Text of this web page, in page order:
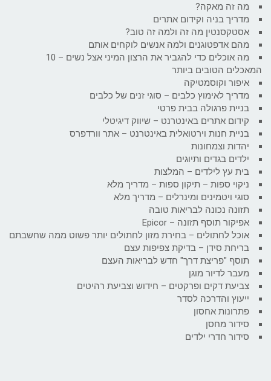
מה זה מאקה?
מדריך בניה וקידום אתרים
אסטקסנטין מה זה ולמה זה טוב?
מהם אדפטוגנים ולמה אנשים לוקחים אותם
מה אוכלים כדי להגביר את הרצון המיני אצל נשים – 10
המאכלים הטובים ביותר
איפור וקוסמטיקה
מדריך לאימוץ כלבים – סוגי זנים של כלבים
בניית פרגולה בבית פרטי
קידום אתרים באינטרנט – שיווק דיגיטלי
בניית חנות וירטואלית באינטרנט – אתר וורדפרס
יהדות וצמחונות
ילדים בגדים ותיוגים
בית עץ לילדים – המלצות
ניקוי ספות – תיקון ספות – מדריך מלא
סוגי ויטמינים ומינרלים – מדריך מלא
תזונה נכונה לבריאות טובה
אפיקור תוסף תזונה – Epicor
אוכל לחתולים – בחירת מזון לחתולים יותר פשוט ממה שחשבתם
בריחת סידן – בדיקת צפיפות עצם
תוסף "פריצת דרך" חדש לבריאות העצם
מעבר לדיור מוגן
צביעת דקים ופרקטים – חידוש וצביעת רהיטים
ייעוץ והדרכה לסדר
פתרונות אחסון
סידור מחסן
סידור חדרי ילדים